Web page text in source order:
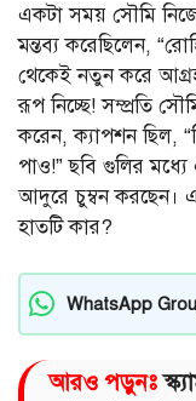
একটা সময় সৌমি
মন্তব্য করেছিলেন,
থেকেই নতুন করে আগ্রহ
রূপ নিচ্ছে! সম্প্রতি
করেন, ক্যাপশন ছিল,
পাও!” ছবি গুলির মধ্যে
আদুরে চুম্বন করছেন।
হাতটি কার?
WhatsApp
আরও পড়ুনঃ